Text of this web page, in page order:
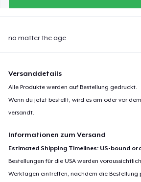
no matter the age
Versanddetails
Alle Produkte werden auf Bestellung gedruckt.
Wenn du jetzt bestellt, wird es am oder vor
versandt.
Informationen zum Versand
Estimated Shipping Timelines: US-bound
Bestellungen für die USA werden
Werktagen eintreffen, nachdem die Bestellung